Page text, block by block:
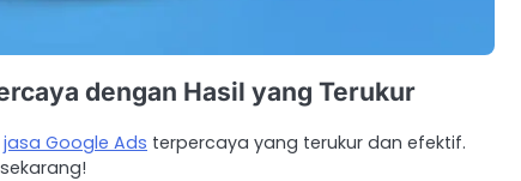
dengan Hasil yang Terukur
jasa Google Ads terpercaya yang terukur dan efektif.